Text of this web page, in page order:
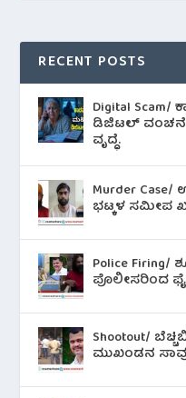
RECENT POSTS
Digital
ಡಿಜಿಟಲ್
ವೃದ್ಧೆ.
Murder
ಭಟ್ಕಳ ಸಮೀಪ
Police
ಪೊಲೀಸರಿಂದ
Shootout/
ಮುಖಂಡನ